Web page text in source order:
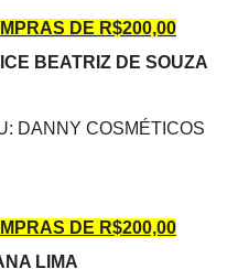
DE R$200,00
BEATRIZ DE SOUZA
DANNY COSMÉTICOS
DE R$200,00
LIMA